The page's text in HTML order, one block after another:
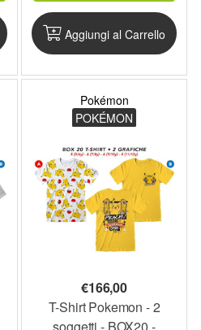
Aggiungi al Carrello
Pokémon
POKÉMON
€166,00
T-Shirt Pokemon - 2